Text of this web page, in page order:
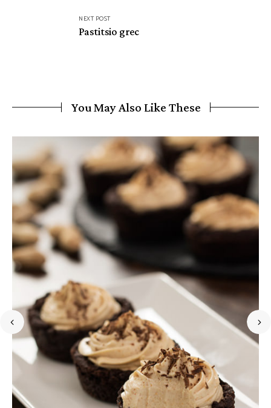
NEXT POST
Pastitsio grec
You May Also Like These